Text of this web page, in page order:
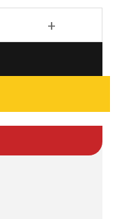
số lượng